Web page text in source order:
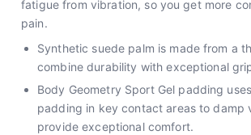
fatigue from vibration, so you get more
pain.
Synthetic suede palm is made from a
combine durability with exceptional
Body Geometry Sport Gel padding
padding in key contact areas to damp
provide exceptional comfort.